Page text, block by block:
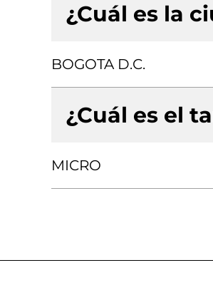
¿Cuál es la
BOGOTA D.C.
¿Cuál es el
MICRO